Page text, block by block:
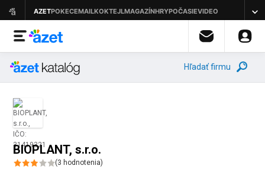
Hľadať firmu
BIOPLANT, s.r.o.
(3 hodnotenia)